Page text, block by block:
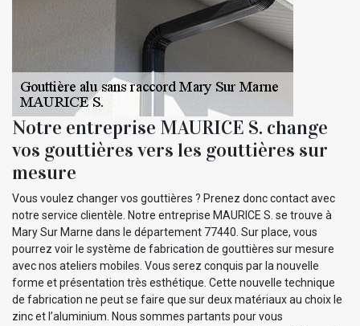
Notre entreprise MAURICE S. change
vos gouttières vers les gouttières sur
mesure
Vous voulez changer vos gouttières ? Prenez donc contact avec
notre service clientèle. Notre entreprise MAURICE S. se trouve à
Mary Sur Marne dans le département 77440. Sur place, vous
pourrez voir le système de fabrication de gouttières sur mesure
avec nos ateliers mobiles. Vous serez conquis par la nouvelle
forme et présentation très esthétique. Cette nouvelle technique
de fabrication ne peut se faire que sur deux matériaux au choix le
zinc et l’aluminium. Nous sommes partants pour vous